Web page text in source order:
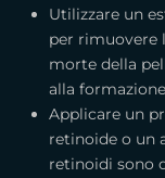
Utilizzare un
per rimuovere
morte della
alla formazione
Applicare un
retinoide o un
retinoidi sono